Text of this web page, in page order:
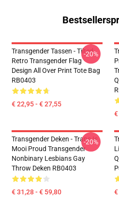
Transgender Tassen - Tilted
Retro Transgender Flag
Design All Over Print Tote Bag
RB0403
€ 22,95 - € 27,55
-20%
€
Transgender Deken - Trans Is
Mooi Proud Transgender
Nonbinary Lesbians Gay
Throw Deken RB0403
€ 31,28 - € 59,80
-20%
€